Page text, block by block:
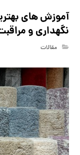
آموزش های
نگهداری و
مقالات